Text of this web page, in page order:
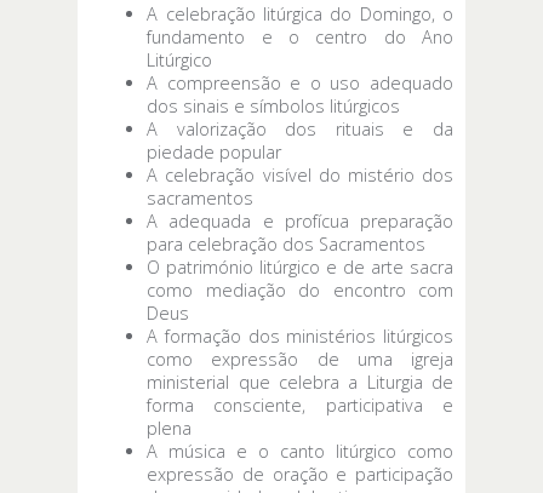
A celebração litúrgica do Domingo, o
fundamento e o centro do Ano
Litúrgico
A compreensão e o uso adequado
dos sinais e símbolos litúrgicos
A valorização dos rituais e da
piedade popular
A celebração visível do mistério dos
sacramentos
A adequada e profícua preparação
para celebração dos Sacramentos
O património litúrgico e de arte sacra
como mediação do encontro com
Deus
A formação dos ministérios litúrgicos
como expressão de uma igreja
ministerial que celebra a Liturgia de
forma consciente, participativa e
plena
A música e o canto litúrgico como
expressão de oração e participação